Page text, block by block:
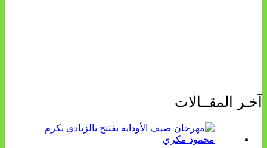
آخـر المقــالات